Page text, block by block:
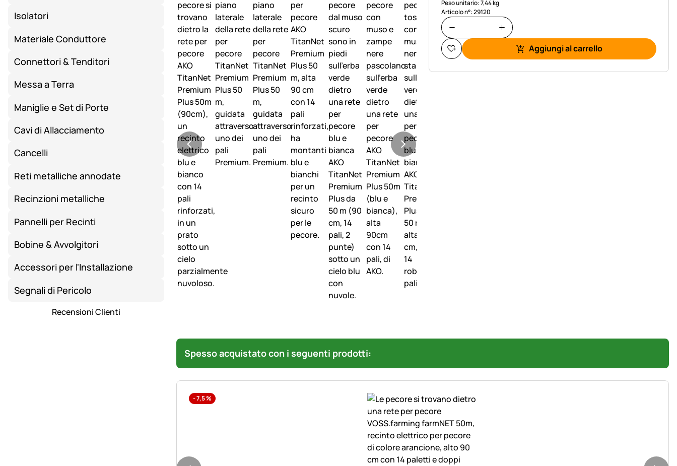
Isolatori
Materiale Conduttore
Connettori & Tenditori
Messa a Terra
Maniglie e Set di Porte
Cavi di Allacciamento
Cancelli
Reti metalliche annodate
Recinzioni metalliche
Pannelli per Recinti
Bobine & Avvolgitori
Accessori per l'Installazione
Segnali di Pericolo
Recensioni Clienti
Peso unitario: 7,44 kg
Articolo n°: 29120
Aggiungi al carrello
Spesso acquistato con i seguenti prodotti:
-7,5%